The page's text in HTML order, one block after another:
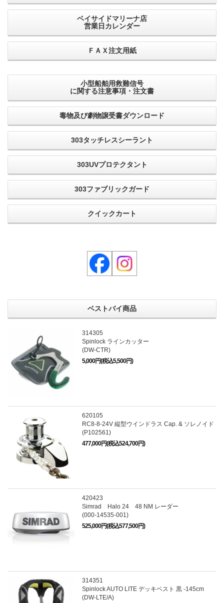
ベイサイドマリーナ店
営業日カレンダー
ＦＡＸ注文用紙
小型船舶用救難信号
に関する注意事項・注文書
毒物及び劇物譲受書ダウンロード
303タッチレスシーラント
303UVプロテクタント
303ファブリックガード
クイックカート
ベストバイ商品
314305
Spinlock ラインカッター
(DW-CTR)
5,000円(税込5,500円)
620105
RC8-8-24V 縦型ウインドラス Cap. & ソレノイド
(P102561)
477,000円(税込524,700円)
420423
Simrad Halo 24 48 NM レーダー
(000-14535-001)
525,000円(税込577,500円)
314351
Spinlock AUTO LITE デッキベスト 黒 -145cm
(DW-LTE/A)